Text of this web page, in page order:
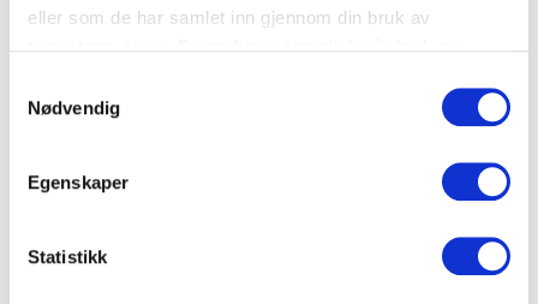
eller som de har samlet inn gjennom din bruk av
Nødvendig
Egenskaper
Statistikk